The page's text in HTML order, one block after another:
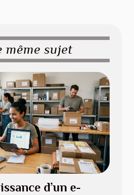
même sujet
d’un e-